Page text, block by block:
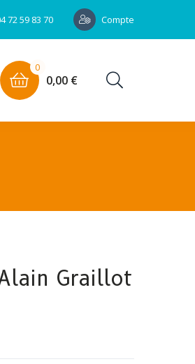
72 59 83 70 Compte
0
0,00 €
Graillot